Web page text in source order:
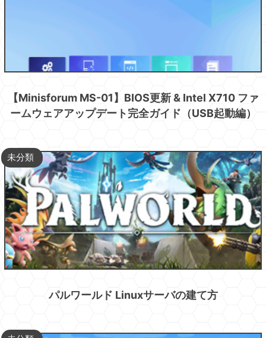
【Minisforum MS-01】BIOS更新 & Intel X710 ファ
ームウェアアップデート完全ガイド（USB起動編）
未分類
パルワールド Linuxサーバの建て方